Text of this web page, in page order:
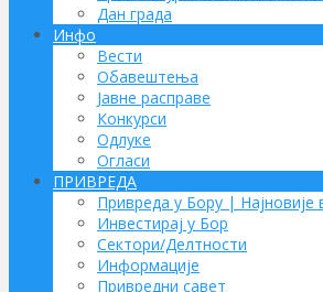
Дан града
Инфо
Вести
Обавештења
Јавне расправе
Конкурси
Одлуке
Огласи
ПРИВРЕДА
Привреда у Бору | Најновије
Инвестирај у Бор
Сектори/Делтности
Информације
Привредни савет